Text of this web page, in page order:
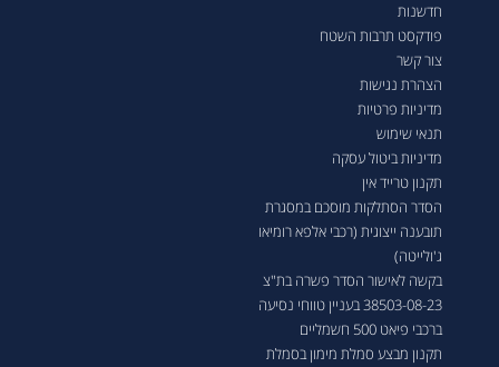
חדשנות
פודקסט תרבות השטח
צור קשר
הצהרת נגישות
מדיניות פרטיות
תנאי שימוש
מדיניות ביטול עסקה
תקנון טרייד אין
הסדר הסתלקות מוסכם במסגרת
תובענה ייצוגית (רכבי אלפא רומיאו
ג'ולייטה)
בקשה לאישור הסדר פשרה בת"צ
38503-08-23 בעניין טווחי נסיעה
ברכבי פיאט 500 חשמליים
תקנון מבצע סמלת מימון בסמלת